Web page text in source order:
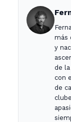
más
y
de
con
de